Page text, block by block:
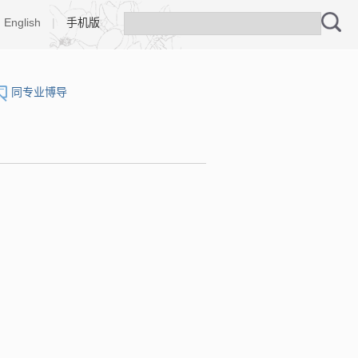
English | 手机版
同专业博导